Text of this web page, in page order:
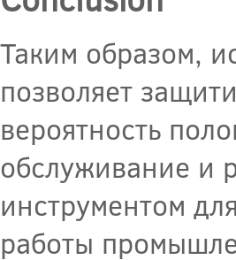
Таким образом,
позволяет
вероятность
обслуживание и
инструментом
работы